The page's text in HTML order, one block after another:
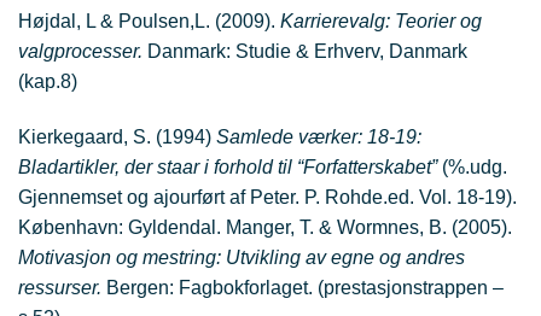
Højdal, L & Poulsen,L. (2009). Karrierevalg: Teorier og
valgprocesser. Danmark: Studie & Erhverv, Danmark
(kap.8)
Kierkegaard, S. (1994) Samlede værker: 18-19:
Bladartikler, der staar i forhold til “Forfatterskabet” (%.udg.
Gjennemset og ajourført af Peter. P. Rohde.ed. Vol. 18-19).
København: Gyldendal. Manger, T. & Wormnes, B. (2005).
Motivasjon og mestring: Utvikling av egne og andres
ressurser. Bergen: Fagbokforlaget. (prestasjonstrappen –